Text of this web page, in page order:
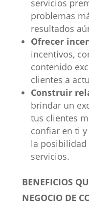
servicios
problemas
resultados
Ofrecer
incentivos,
contenido
clientes a
Construir
brindar un
tus clientes
confiar en ti
la posibilidad
servicios.
BENEFICIOS
NEGOCIO DE